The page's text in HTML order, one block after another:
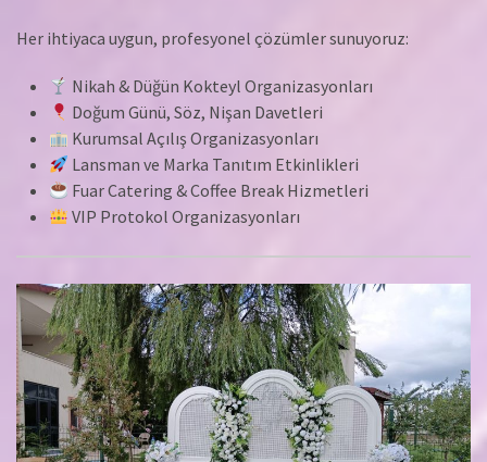
Her ihtiyaca uygun, profesyonel çözümler sunuyoruz:
Nikah & Düğün Kokteyl Organizasyonları
Doğum Günü, Söz, Nişan Davetleri
Kurumsal Açılış Organizasyonları
Lansman ve Marka Tanıtım Etkinlikleri
Fuar Catering & Coffee Break Hizmetleri
VIP Protokol Organizasyonları